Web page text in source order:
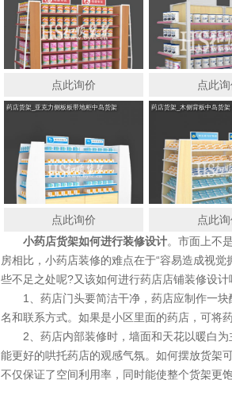
点此询价 点此
药店货架_亚克力侧板板带地柜中岛货架
点此询价
药店货架_木侧背板中岛货架
点此
小药店货架如何进行装修设计。市面上不
房相比，小药店装修的难点在于“容易造成视
些不足之处呢?又该如何进行药店店铺装修设计
1、药店门头要简洁干净，药店应制作一块
名和联系方式。如果是小区里面的药店，可将
2、药店内部装修时，墙面和天花以暖白为
能更好的哄托药店的观感气氛。如何摆放货架
不仅保证了空间利用率，同时能使整个货架更